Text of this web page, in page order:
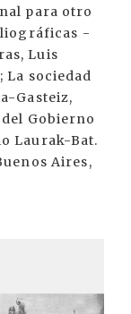
para otro
-
Luis
La sociedad
Gasteiz,
Gobierno
Laurak-Bat.
Aires,